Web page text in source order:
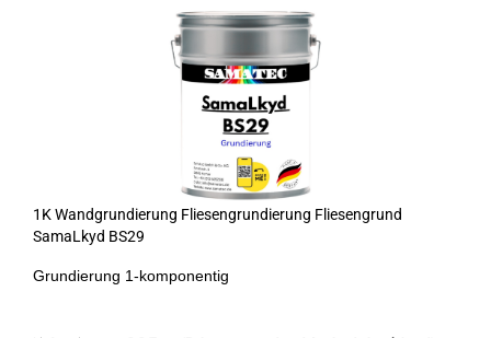
1K Wandgrundierung Fliesengrundierung Fliesengrund
SamaLkyd BS29
Grundierung 1-komponentig